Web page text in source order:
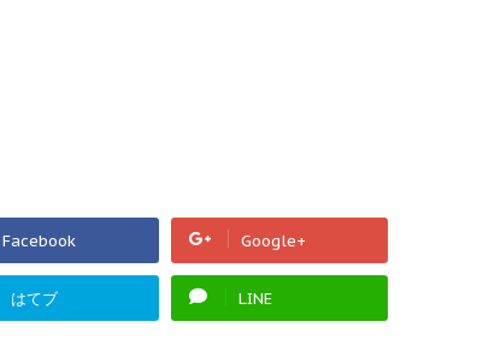
Facebook Google+
はてブ LINE